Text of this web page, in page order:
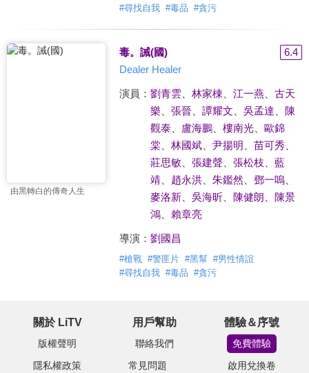
#尋找自我 #毒品 #貪污
由黑轉白的傳奇人生
毒。誡(國)
6.4
Dealer Healer
演員： 劉青雲、 林家棟 江一燕
古天
樂
張晉、 譚耀文 吳孟達
陳
觀泰、 盧海鵬、 樓南光、 歐錦
棠
林國斌、 尹揚明 苗可秀
莊思敏、 張建聲、 張松枝
藍
靖、 趙永洪、 朱鑑然 鄧一嗚、
麥洛新、 吳海昕、 陳健朗
陳景
鴻、 賴章亮
導演： 劉國昌
#槍戰 #警匪片 #黑幫 #男性情誼
#尋找自我 #毒品 #貪污
關於 LiTV
版權聲明
隱私權政策
用戶幫助
聯絡我們
常見問題
體驗＆序號
免費體驗
啟用兌換卷